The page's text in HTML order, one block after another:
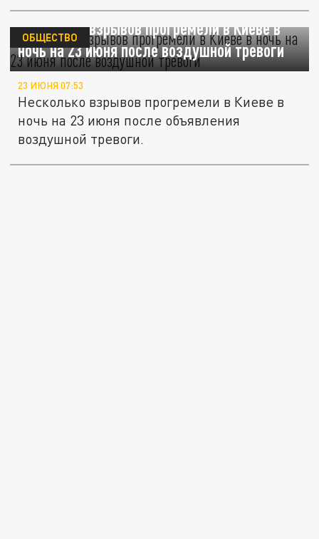
Несколько взрывов прогремели в Киеве в
ночь на 23 июня после воздушной тревоги
ОБЩЕСТВО
23 ИЮНЯ 07:53
Несколько взрывов прогремели в Киеве в
ночь на 23 июня после объявления
воздушной тревоги.